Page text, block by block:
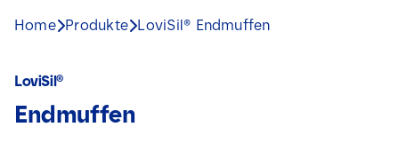
Anwendungen
Home Produkte LoviSil® Endmuffen
LoviSil®
Endmuffen